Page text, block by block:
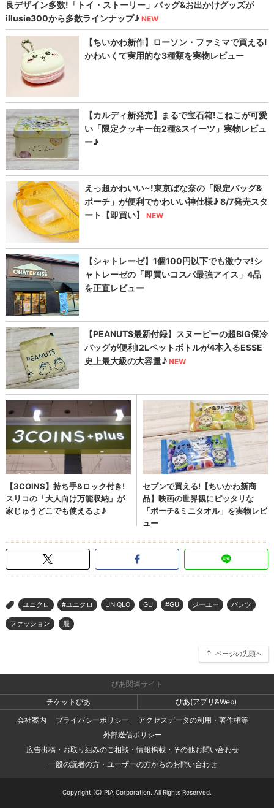
> ユニクロ #ユニクロ UNIQLO GU #GU ジーユー パンツ
ファッション 服
ページの先頭へ
ぴあ関連サイト
チケットぴあ
ぴあ(アプリ&Web)
会社案内
プライバシーポリシー
アクセスデータの利用・著作権等
外部送信ポリシー
広告出稿・お取り組みのご相談・情報掲載・その他お問い合わせ
一般の読者の方・ユーザーの方からのお問い合わせ
Copyright (C) PIA Corporation. All Rights Reserved.